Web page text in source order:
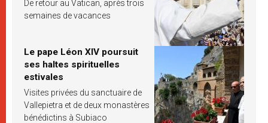
De retour au Vatican, après trois
semaines de vacances
Le pape Léon XIV poursuit
ses haltes spirituelles
estivales
Visites privées du sanctuaire de
Vallepietra et de deux monastères
bénédictins à Subiaco